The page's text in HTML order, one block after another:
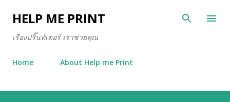
Skip to main content
HELP ME PRINT
เรื่องปริ๊นท์เตอร์ เราช่วยคุณ
Home About Help me Print